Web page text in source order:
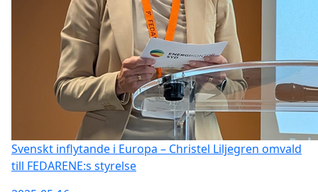
Svenskt inflytande i Europa – Christel Liljegren omvald
till FEDARENE:s styrelse